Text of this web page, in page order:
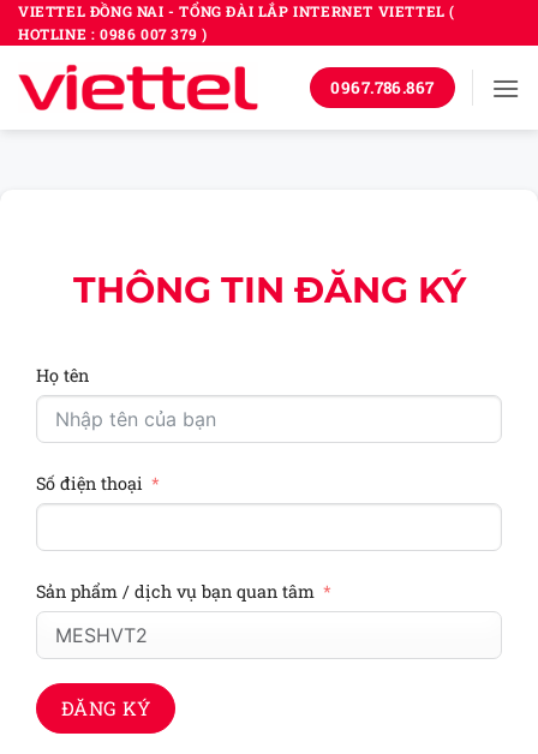
Bỏ
qua
nội
dung
VIETTEL ĐỒNG NAI - TỔNG ĐÀI LẮP INTERNET VIETTEL (
HOTLINE : 0986 007 379 )
0967.786.867
THÔNG TIN ĐĂNG KÝ
Họ tên
Số điện thoại
Sản phẩm / dịch vụ bạn quan tâm
ĐĂNG KÝ